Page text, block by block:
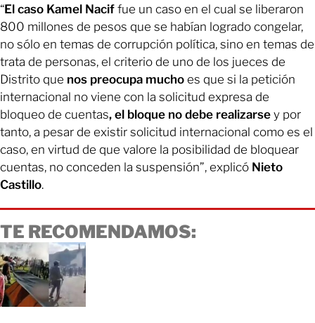
“El caso Kamel Nacif fue un caso en el cual se liberaron
800 millones de pesos que se habían logrado congelar,
no sólo en temas de corrupción política, sino en temas de
trata de personas, el criterio de uno de los jueces de
Distrito que nos preocupa mucho es que si la petición
internacional no viene con la solicitud expresa de
bloqueo de cuentas, el bloque no debe realizarse y por
tanto, a pesar de existir solicitud internacional como es el
caso, en virtud de que valore la posibilidad de bloquear
cuentas, no conceden la suspensión”, explicó Nieto
Castillo.
TE RECOMENDAMOS: